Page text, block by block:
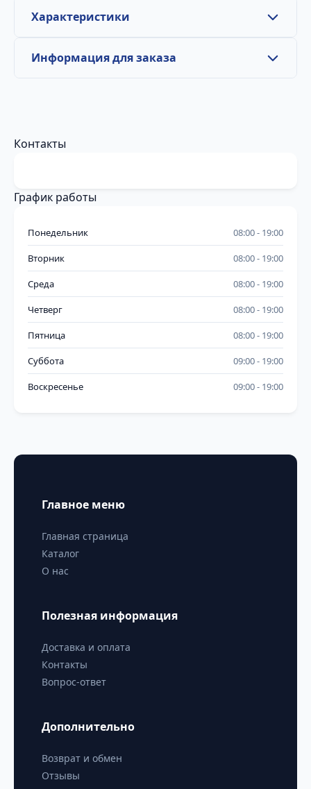
Характеристики
Информация для заказа
Контакты
График работы
Понедельник 08:00 19:00
Вторник 08:00 19:00
Среда 08:00 19:00
Четверг 08:00 19:00
Пятница 08:00 19:00
Суббота 09:00 19:00
Воскресенье 09:00 19:00
Главное меню
Главная страница
Каталог
О нас
Полезная информация
Доставка и оплата
Контакты
Вопрос-ответ
Дополнительно
Возврат и обмен
Отзывы